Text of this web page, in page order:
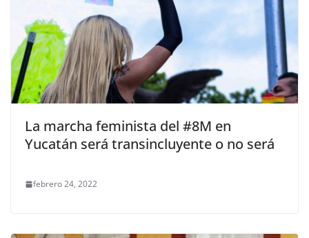
La marcha feminista del #8M en
Yucatán será transincluyente o no será
febrero 24, 2022